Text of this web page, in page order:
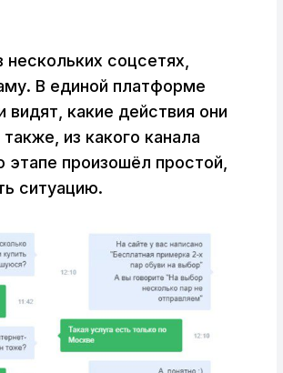
соцсетях,
В единой платформе
какие действия они
из какого канала
произошёл простой,
ситуацию.